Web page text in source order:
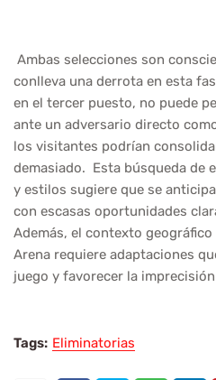
Ambas selecciones son
conlleva una derrota en esta
en el tercer puesto, no puede
ante un adversario directo
los visitantes podrían
demasiado. Esta búsqueda de
y estilos sugiere que se
con escasas oportunidades
Además, el contexto
Arena requiere adaptaciones
juego y favorecer la
Tags: Eliminatorias